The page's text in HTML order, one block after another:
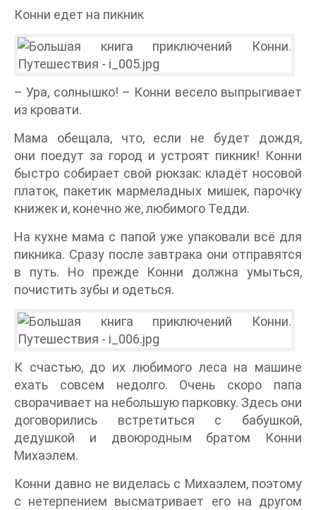
Конни едет на пикник
– Ура, солнышко! – Конни весело выпрыгивает
из кровати.
Мама обещала, что, если не будет дождя,
они поедут за город и устроят пикник! Конни
быстро собирает свой рюкзак: кладёт носовой
платок, пакетик мармеладных мишек, парочку
книжек и, конечно же, любимого Тедди.
На кухне мама с папой уже упаковали всё для
пикника. Сразу после завтрака они отправятся
в путь. Но прежде Конни должна умыться,
почистить зубы и одеться.
К счастью, до их любимого леса на машине
ехать совсем недолго. Очень скоро папа
сворачивает на небольшую парковку. Здесь они
договорились встретиться с бабушкой,
дедушкой и двоюродным братом Конни
Михаэлем.
Конни давно не виделась с Михаэлем, поэтому
с нетерпением высматривает его на другом